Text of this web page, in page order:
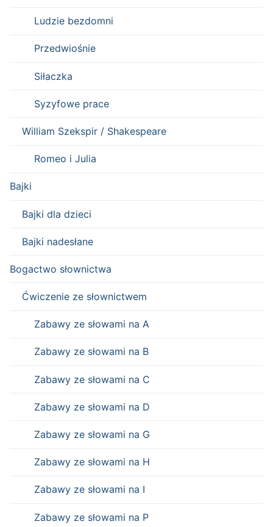
Ludzie bezdomni
Przedwiośnie
Siłaczka
Syzyfowe prace
William Szekspir / Shakespeare
Romeo i Julia
Bajki
Bajki dla dzieci
Bajki nadesłane
Bogactwo słownictwa
Ćwiczenie ze słownictwem
Zabawy ze słowami na A
Zabawy ze słowami na B
Zabawy ze słowami na C
Zabawy ze słowami na D
Zabawy ze słowami na G
Zabawy ze słowami na H
Zabawy ze słowami na I
Zabawy ze słowami na P